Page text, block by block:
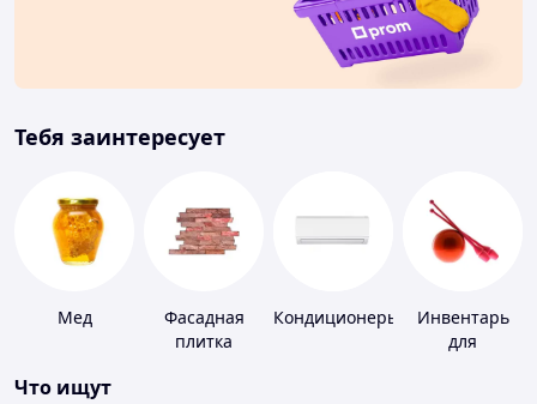
Тебя заинтересует
Мед
Фасадная
плитка
Кондиционеры
Инвентарь
для
Что ищут